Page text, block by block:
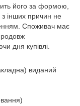
його за формою,
інших причин не
Споживач має
дня купівлі.
виданий